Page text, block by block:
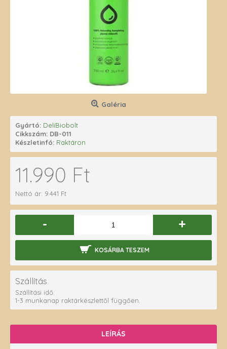
Galéria
Gyártó: DeliBiobolt
Cikkszám: DB-011
Készletinfó: Raktáron
11.990 Ft
Nettó ár: 9.441 Ft
- +
KOSÁRBA TESZEM
Szállítás
Szállítási idő:
1-3 munkanap raktárkészlettől függően.
LEÍRÁS